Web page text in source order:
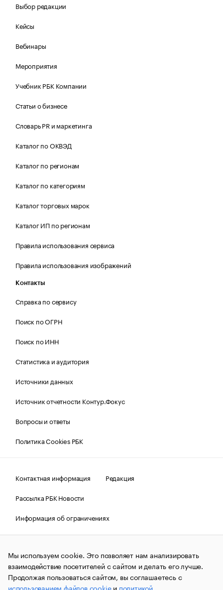
Выбор редакции
Кейсы
Вебинары
Мероприятия
Учебник РБК Компании
Статьи о бизнесе
Словарь PR и маркетинга
Каталог по ОКВЭД
Каталог по регионам
Каталог по категориям
Каталог торговых марок
Каталог ИП по регионам
Правила использования сервиса
Правила использования изображений
Контакты
Справка по сервису
Поиск по ОГРН
Поиск по ИНН
Статистика и аудитория
Источники данных
Источник отчетности Контур.Фокус
Вопросы и ответы
Политика Cookies РБК
Контактная информация
Редакция
Рассылка РБК Новости
Информация об ограничениях
Правовая информация
О соблюдении авторских прав
© АО «РОСБИЗНЕСКОНСАЛТИНГ»,1995–2026.Сообщения
и материалы информационного агентства «РБК»
(зарегистрировано Федеральной службой по надзору в сфере
связи, информационных технологий и массовых
коммуникаций (Роскомнадзор) 09.12.2015 за номером ИА
Мы используем cookie. Это позволяет нам анализировать
взаимодействие посетителей с сайтом и делать его лучше.
Продолжая пользоваться сайтом, вы соглашаетесь с
использованием файлов cookieи политикой